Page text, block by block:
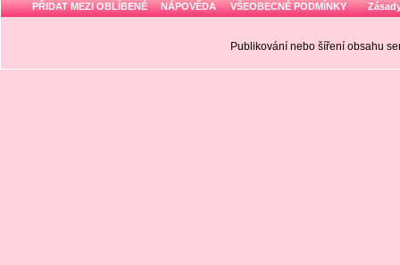
PŘIDAT MEZI OBLÍBENÉ NÁPOVĚDA VŠEOBECNÉ PODMÍNKY
Publikování nebo šíření obsahu